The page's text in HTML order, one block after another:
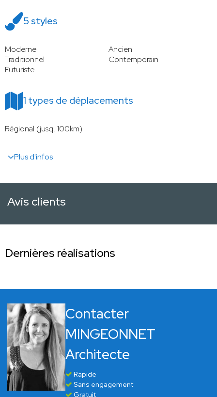
5 styles
Moderne
Ancien
Traditionnel
Contemporain
Futuriste
1 types de déplacements
Régional (jusq. 100km)
Plus d'infos
Avis clients
Dernières réalisations
Contacter
MINGEONNET
Architecte
Rapide
Sans engagement
Gratuit